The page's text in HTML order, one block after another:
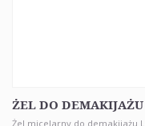
ŻEL DO
Żel micelarny do demakijażu